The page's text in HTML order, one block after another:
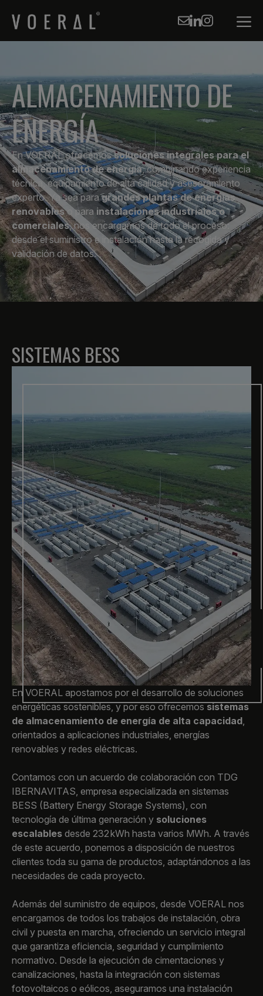
ALMACENAMIENTODE
ENERGÍA
En VOERAL ofrecemossoluciones integrales para el
almacenamiento de energía, combinando experiencia
técnica, equipamiento de alta calidad y asesoramiento
experto. Ya sea paragrandes plantas de energías
renovableso para instalaciones industriales o
comerciales, nos encargamos de todo el proceso:
desde el suministro e instalación hasta la recogida y
validación de datos.
SISTEMAS BESS
En VOERAL apostamos por el desarrollo de soluciones
energéticas sostenibles, y por eso ofrecemossistemas
de almacenamiento de energía de alta capacidad,
orientados a aplicaciones industriales, energías
renovables y redes eléctricas.
Contamos con un acuerdo de colaboración con TDG
IBERNAVITAS, empresa especializada en sistemas
BESS (Battery Energy Storage Systems), con
tecnología de última generación y soluciones
escalables desde 232 kWh hasta varios MWh. A través
de este acuerdo, ponemos a disposición de nuestros
clientes toda su gama de productos, adaptándonos a las
necesidades de cada proyecto.
Además del suministro de equipos, desde VOERAL nos
encargamos de todos los trabajos de instalación, obra
civil y puesta en marcha, ofreciendo un servicio integral
que garantiza eficiencia, seguridad y cumplimiento
normativo. Desde la ejecución de cimentaciones y
canalizaciones, hasta la integración con sistemas
fotovoltaicos o eólicos, aseguramos una instalación